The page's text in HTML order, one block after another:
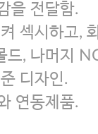
을 전달함.
섹시하고,
드, 나머지
디자인.
연동제품.